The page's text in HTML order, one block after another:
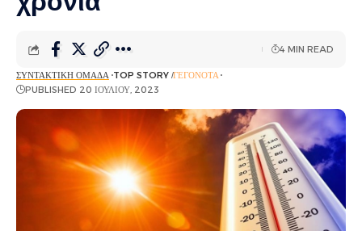
ΣΥΝΤΑΚΤΙΚΉ ΟΜΆΔΑ TOP STORY ΓΕΓΟΝΌΤΑ
PUBLISHED 20 ΙΟΥΛΊΟΥ, 2023
4 MIN READ